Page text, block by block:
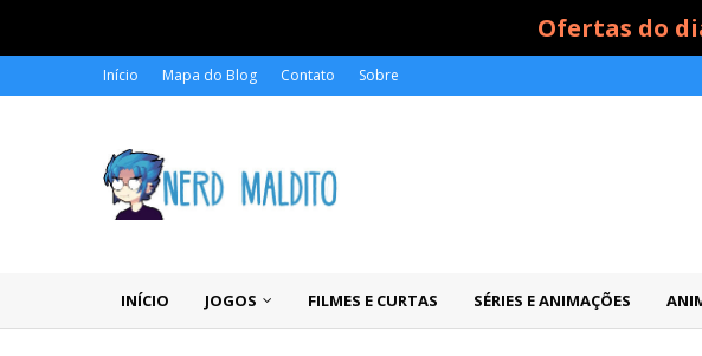
Ofertas do
Início Mapa do Blog Contato Sobre
INÍCIO JOGOS FILMES E CURTAS SÉRIES E ANIMAÇÕES